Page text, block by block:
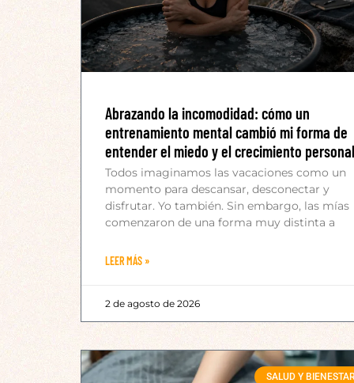
Abrazando la incomodidad: cómo un
entrenamiento mental cambió mi forma de
entender el miedo y el crecimiento personal
Todos imaginamos las vacaciones como un
momento para descansar, desconectar y
disfrutar. Yo también. Sin embargo, las mías
comenzaron de una forma muy distinta a
LEER MÁS »
2 de agosto de 2026
SALUD Y